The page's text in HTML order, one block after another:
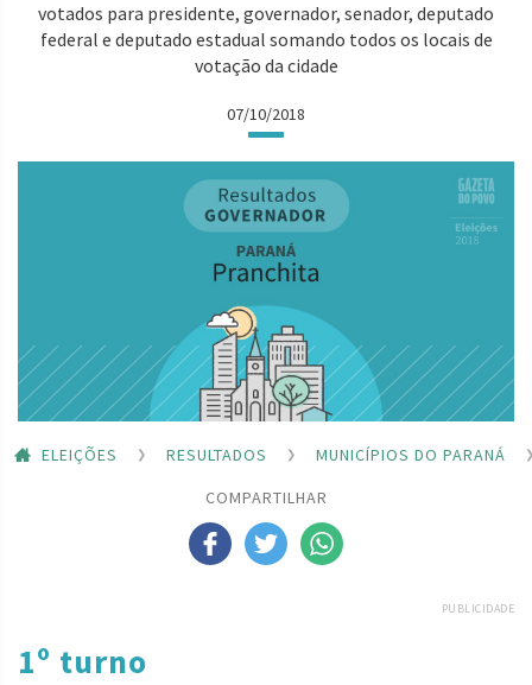
votados para presidente, governador, senador, deputado
federal e deputado estadual somando todos os locais de
votação da cidade
07/10/2018
ELEIÇÕES RESULTADOS
MUNICÍPIOS DO PARANÁ
COMPARTILHAR
PUBLICIDADE
1º turno